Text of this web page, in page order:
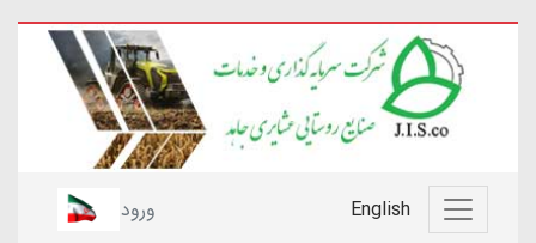
English ورود